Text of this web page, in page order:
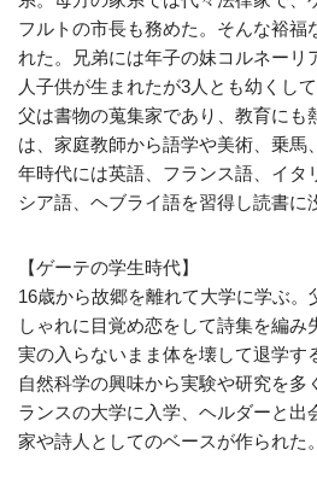
フルトの市長も務めた。そんな裕福
れた。兄弟には年子の妹コルネーリ
人子供が生まれたが3人とも幼くし
父は書物の蒐集家であり、教育にも
は、家庭教師から語学や美術、乗馬
年時代には英語、フランス語、イタ
シア語、ヘブライ語を習得し読書に
【ゲーテの学生時代】
16歳から故郷を離れて大学に学ぶ。
しゃれに目覚め恋をして詩集を編み
実の入らないまま体を壊して退学す
自然科学の興味から実験や研究を多
ランスの大学に入学、ヘルダーと出
家や詩人としてのベースが作られた。